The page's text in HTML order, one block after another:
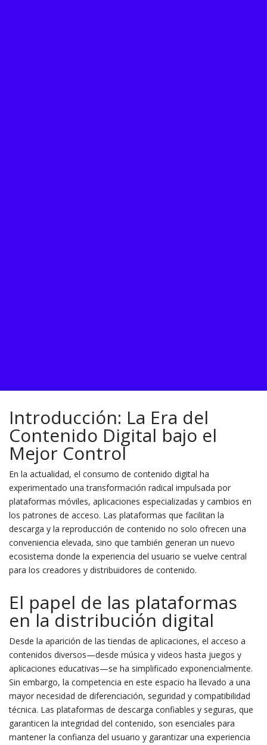
Introducción: La Era del
Contenido Digital bajo el
Mejor Control
En la actualidad, el consumo de contenido digital ha
experimentado una transformación radical impulsada por
plataformas móviles, aplicaciones especializadas y cambios en
los patrones de acceso. Las plataformas que facilitan la
descarga y la reproducción de contenido no solo ofrecen una
conveniencia elevada, sino que también generan un nuevo
ecosistema donde la experiencia del usuario se vuelve central
para los creadores y distribuidores de contenido.
El papel de las plataformas
en la distribución digital
Desde la aparición de las tiendas de aplicaciones, el acceso a
contenidos diversos—desde música y videos hasta juegos y
aplicaciones educativas—se ha simplificado exponencialmente.
Sin embargo, la competencia en este espacio ha llevado a una
mayor necesidad de diferenciación, seguridad y compatibilidad
técnica. Las plataformas de descarga confiables y seguras, que
garanticen la integridad del contenido, son esenciales para
mantener la confianza del usuario y garantizar una experiencia